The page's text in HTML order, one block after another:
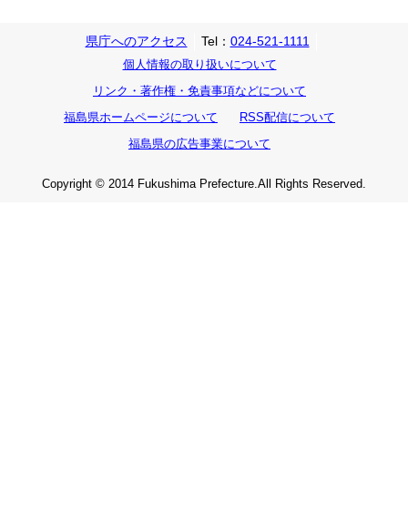
県庁へのアクセス Tel： 024-521-1111
個人情報の取り扱いについて
リンク・著作権・免責事項などについて
福島県ホームページについて
RSS配信について
福島県の広告事業について
Copyright © 2014 Fukushima Prefecture.All Rights Reserved.